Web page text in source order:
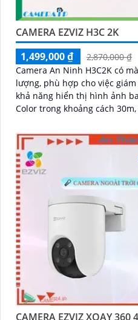
CAMERA EZVIZ H3C 2K
1,499,000 ₫
2,870,000 ₫
Camera An Ninh H3C2K có
lượng, phù hợp cho việc giám
khả năng hiển thị hình ảnh
Color trong khoảng cách
CAMERA EZVIZ XOAY 360